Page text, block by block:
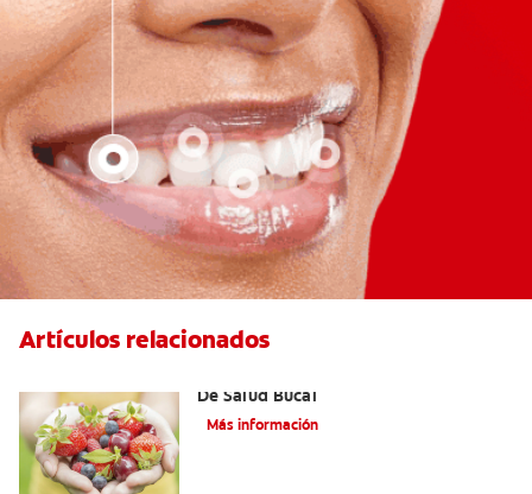
Artículos relacionados
De Salud Bucal
Más información